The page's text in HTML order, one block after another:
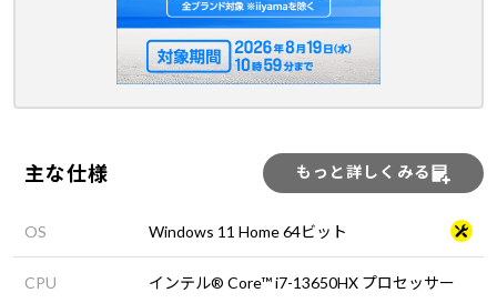
主な仕様 もっと詳しくみる
OS Windows 11 Home 64ビット
CPU インテル® Core™ i7-13650HX プロセッサー